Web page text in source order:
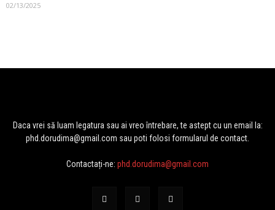
02/13/2025
Daca vrei să luam legatura sau ai vreo întrebare, te astept cu un email la:
phd.dorudima@gmail.com sau poti folosi formularul de contact.
Contactați-ne: phd.dorudima@gmail.com